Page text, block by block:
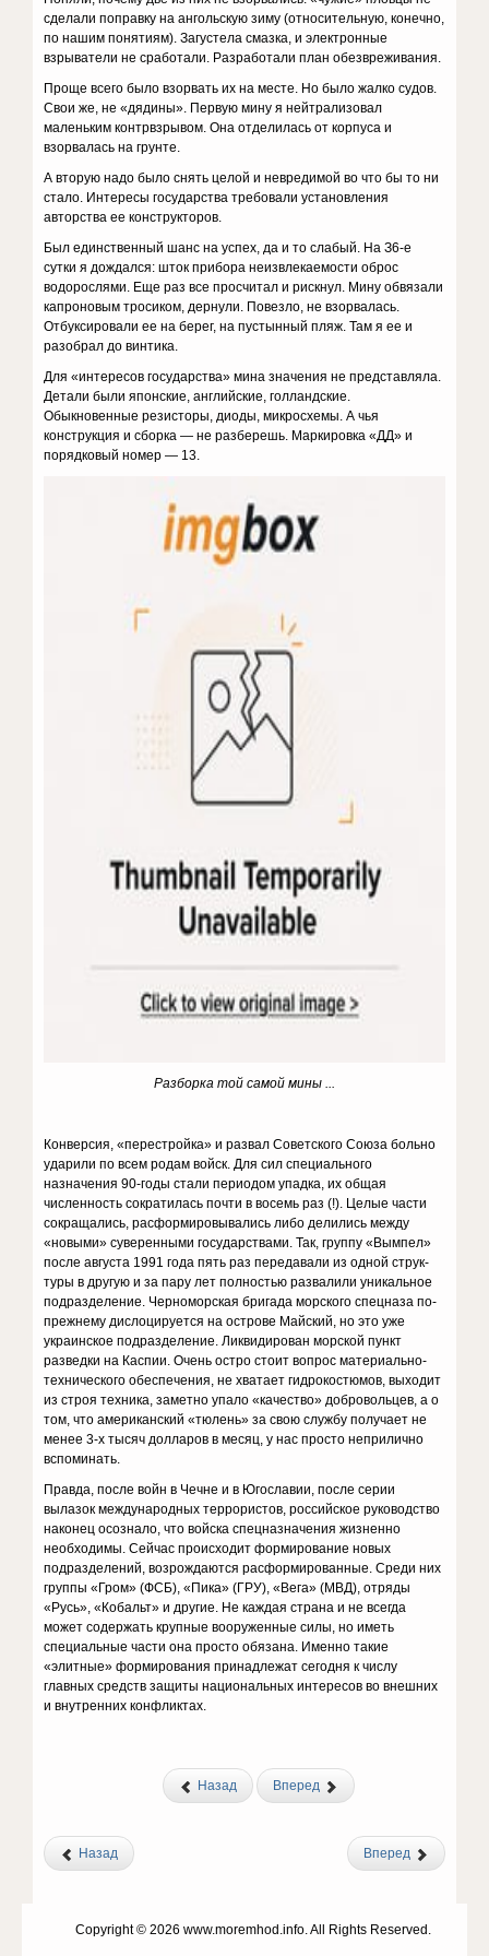
сделали поправку на ангольскую зиму (относительную, конечно,
по нашим понятиям). Загустела смаз­ка, и электронные
взрыватели не сработали. Разработали план обез­вреживания.
Проще всего было взорвать их на месте. Но было жалко судов.
Свои же, не «дядины». Первую мину я нейтрализовал
маленьким контр­взрывом. Она отделилась от корпуса и
взорвалась на грунте.
А вторую надо было снять целой и невредимой во что бы то ни
стало. Интересы государства требовали установления
авторства ее конструкторов.
Был единственный шанс на успех, да и то слабый. На З6-е
сутки я дождался: шток прибора неизвлекаемости оброс
водорослями. Еще раз все просчитал и рискнул. Мину обвязали
капроновым тросиком, дернули. Повезло, не взорвалась.
Отбуксировали ее на берег, на пус­тынный пляж. Там я ее и
разобрал до винтика.
Для «интересов государства» мина значения не представляла.
Де­тали были японские, английские, голландские.
Обыкновенные рези­сторы, диоды, микросхемы. А чья
конструкция и сборка — не разбе­решь. Маркировка «ДД» и
порядковый номер — 13.
Разборка той самой мины ...
Конверсия, «перестройка» и развал Советского Союза больно
уда­рили по всем родам войск. Для сил специального
назначения 90-годы стали периодом упадка, их общая
численность сократилась почти в восемь раз (!). Целые части
сокращались, расформировывались либо делились между
«новыми» суверенными государствами. Так, группу «Вымпел»
после августа 1991 года пять раз передавали из одной струк­
туры в другую и за пару лет полностью развалили уникальное
подраз­деление. Черноморская бригада морского спецназа по-
прежнему дис­лоцируется на острове Майский, но это уже
украинское подразделение. Ликвидирован морской пункт
разведки на Каспии. Очень остро стоит вопрос материально-
технического обеспечения, не хватает гидрокостюмов, выходит
из строя техника, заметно упало «качество» добровольцев, а о
том, что американский «тюлень» за свою службу получает не
менее 3-х тысяч долларов в месяц, у нас просто неприлично
вспоминать.
Правда, после войн в Чечне и в Югославии, после серии
вылазок международных террористов, российское руководство
наконец осоз­нало, что войска спецназначения жизненно
необходимы. Сейчас происходит формирование новых
подразделений, возрождаются рас­формированные. Среди них
группы «Гром» (ФСБ), «Пика» (ГРУ), «Вега» (МВД), отряды
«Русь», «Кобальт» и другие. Не каждая страна и не всегда
может содержать крупные вооруженные силы, но иметь
специальные части она просто обязана. Именно такие
«элитные» формирования принадлежат сегодня к числу
главных средств защи­ты национальных интересов во внешних
и внутренних конфликтах.
Назад Вперед
Назад Вперед
Copyright © 2026 www.moremhod.info. All Rights Reserved.